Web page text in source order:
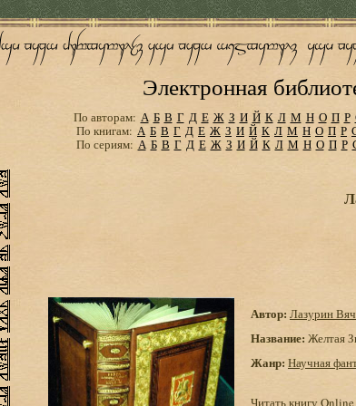
Электронная
По авторам: А Б В Г Д Е Ж З И Й К Л М Н О П Р
По книгам: А Б В Г Д Е Ж З И Й К Л М Н О П Р
По сериям: А Б В Г Д Е Ж З И Й К Л М Н О П Р
Автор: Лазурин
Название: Желтая
Жанр: Научная
Читать книгу Online